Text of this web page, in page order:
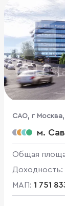
CАО, г Москва,
м.
Общая
Доходность:
МАП: 1 751